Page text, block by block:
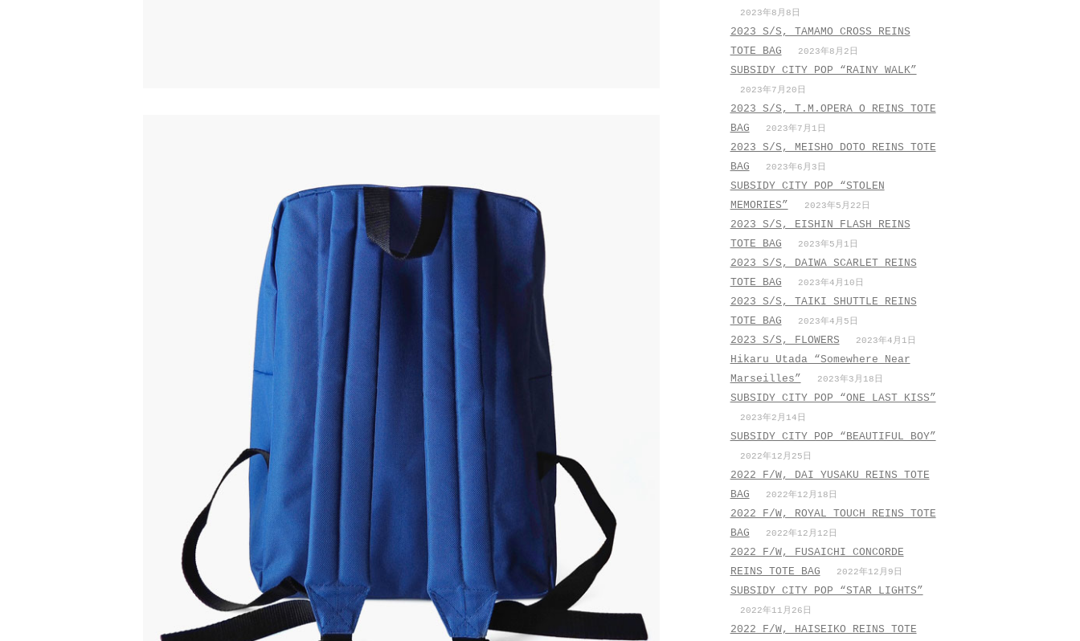
2023年8月8日
2023 S/S, TAMAMO CROSS REINS
TOTE BAG
2023年8月2日
SUBSIDY CITY POP “RAINY WALK”
2023年7月20日
2023 S/S, T.M.OPERA O REINS TOTE
BAG
2023年7月1日
2023 S/S, MEISHO DOTO REINS TOTE
BAG
2023年6月3日
SUBSIDY CITY POP “STOLEN
MEMORIES”
2023年5月22日
2023 S/S, EISHIN FLASH REINS
TOTE BAG
2023年5月1日
2023 S/S, DAIWA SCARLET REINS
TOTE BAG
2023年4月10日
2023 S/S, TAIKI SHUTTLE REINS
TOTE BAG
2023年4月5日
2023 S/S, FLOWERS 2023年4月1日
Hikaru Utada “Somewhere Near
Marseilles”
2023年3月18日
SUBSIDY CITY POP “ONE LAST KISS”
2023年2月14日
SUBSIDY CITY POP “BEAUTIFUL BOY”
2022年12月25日
2022 F/W, DAI YUSAKU REINS TOTE
BAG
2022年12月18日
2022 F/W, ROYAL TOUCH REINS TOTE
BAG
2022年12月12日
2022 F/W, FUSAICHI CONCORDE
REINS TOTE BAG
2022年12月9日
SUBSIDY CITY POP “STAR LIGHTS”
2022年11月26日
2022 F/W, HAISEIKO REINS TOTE